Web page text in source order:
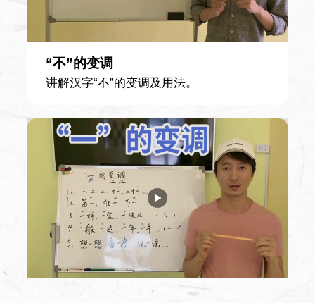
“不”的变调
讲解汉字“不”的变调及用法。